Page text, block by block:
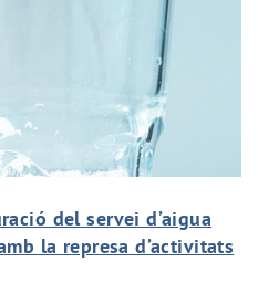
del servei d’aigua
la represa d’activitats